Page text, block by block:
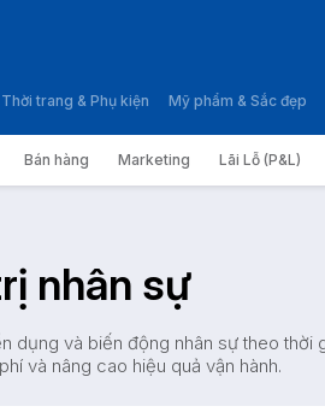
Bán hàng Marketing Lãi Lỗ (P&L)
Thời trang & Phụ kiện Mỹ phẩm & Sắc đẹp
nhân sự
dụng và biến động nhân sự theo thời
và nâng cao hiệu quả vận hành.